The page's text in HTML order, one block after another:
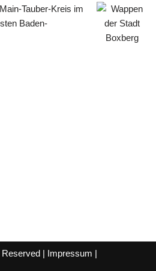
Tauber-Kreis im
Baden-
| Impressum |